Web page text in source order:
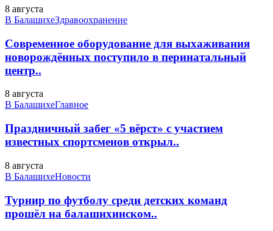
8 августа
В БалашихеЗдравоохранение
Современное оборудование для выхаживания
новорождённых поступило в перинатальный
центр..
8 августа
В БалашихеГлавное
Праздничный забег «5 вёрст» с участием
известных спортсменов открыл..
8 августа
В БалашихеНовости
Турнир по футболу среди детских команд
прошёл на балашихинском..